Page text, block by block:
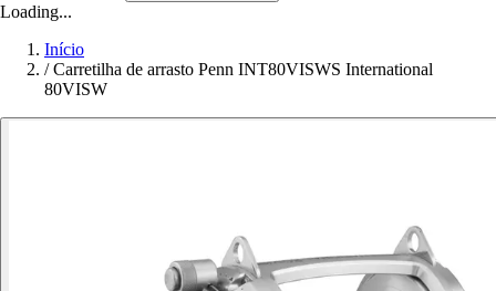
Loading...
Início
/ Carretilha de arrasto Penn INT80VISWS International
80VISW